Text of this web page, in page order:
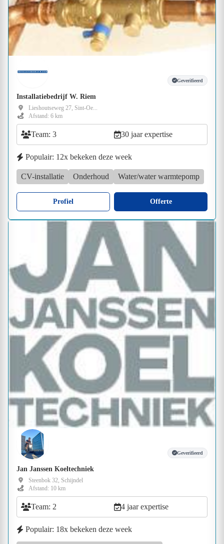
Geverifieerd
Installatiebedrijf W. Riem
Lieshoutseweg 27, Sint-Oe...
Afstand: 6 km
Team: 3 30 jaar expertise
Populair: 12x bekeken deze week
CV-installatie Onderhoud Water/water warmtepomp
Profiel Offerte
Geverifieerd
Jan Janssen Koeltechniek
Steenbok 32, Schijndel
Afstand: 10 km
Team: 2 4 jaar expertise
Populair: 18x bekeken deze week